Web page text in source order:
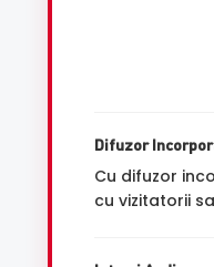
Difuzor
Cu difuzor
cu vizitatorii